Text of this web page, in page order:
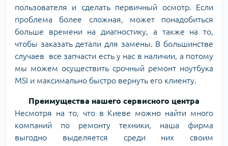
пользователя и сделать первичный осмотр. Если
проблема более сложная, может понадобиться
больше времени на диагностику, а также на то,
чтобы заказать детали для замены. В большинстве
случаев все запчасти есть у нас в наличии, а потому
мы можем осуществить срочный ремонт ноутбука
MSI и максимально быстро вернуть его клиенту.
Преимущества нашего сервисного центра
Несмотря на то, что в Киеве можно найти много
компаний по ремонту техники, наша фирма
выгодно выделяется среди них своим